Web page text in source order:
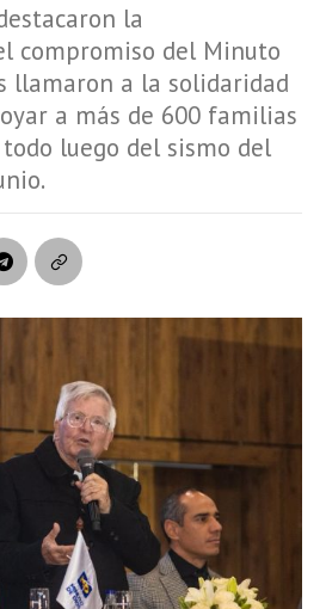
la
compromiso del Minuto
llamaron a la solidaridad
a más de 600 familias
luego del sismo del